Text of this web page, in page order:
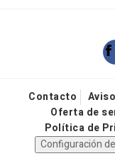
Contacto
Oferta de
Política de
Configuración